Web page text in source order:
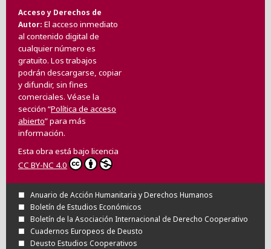
Acceso y Derechos de
Autor El acceso inmediato
al contenido digital de
cualquier número es
gratuito. Los trabajos
podrán descargarse, copiar
y difundir, sin fines
comerciales. Véase la
sección “Política de acceso
abierto” para más
información.
Esta obra está bajo licencia
CC BY-NC 4.0
Anuario de Acción Humanitaria y Derechos Humanos
Boletín de Estudios Económicos
Boletín de la Asociación Internacional de Derecho Cooperativo
Cuadernos Europeos de Deusto
Deusto Estudios Cooperativos